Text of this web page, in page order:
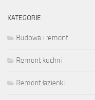
KATEGORIE
Budowa i remont
Remont kuchni
Remont łazienki